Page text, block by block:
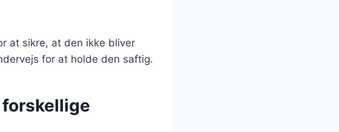
at sikre, at den ikke bliver
for at holde den saftig.